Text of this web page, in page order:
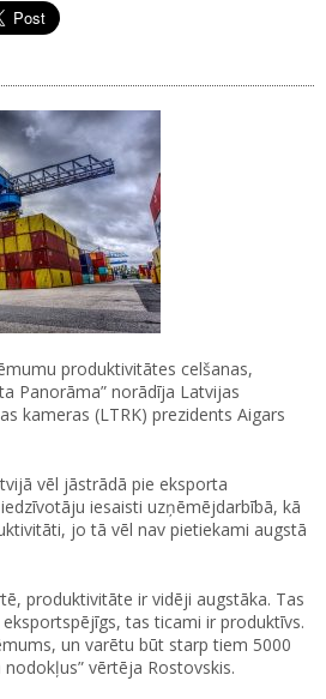
produktivitātes celšanas,
Panorāma” norādīja Latvijas
kameras (LTRK) prezidents Aigars
vēl jāstrādā pie eksporta
iesaisti uzņēmējdarbībā, kā
jo tā vēl nav pietiekami augstā
produktivitāte ir vidēji augstāka. Tas
tas ticami ir produktīvs.
un varētu būt starp tiem 5000
vērtēja Rostovskis.